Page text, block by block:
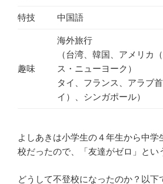
特技 中国語
趣味
海外旅行
（台湾、韓国、アメリカ
ス・ニューヨーク）
タイ、フランス、アラブ
イ）、シンガポール）
よしあきは小学生の４年生から中学
校だったので、「友達がゼロ」とい
どうして不登校になったのか？以下